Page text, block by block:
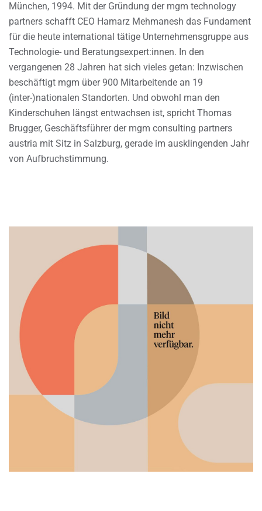
München, 1994. Mit der Gründung der mgm technology
partners schafft CEO Hamarz Mehmanesh das Fundament
für die heute international tätige Unternehmensgruppe aus
Technologie- und Beratungsexpert:innen. In den
vergangenen 28 Jahren hat sich vieles getan: Inzwischen
beschäftigt mgm über 900 Mitarbeitende an 19
(inter-)nationalen Standorten. Und obwohl man den
Kinderschuhen längst entwachsen ist, spricht Thomas
Brugger, Geschäftsführer der mgm consulting partners
austria mit Sitz in Salzburg, gerade im ausklingenden Jahr
von Aufbruchstimmung.